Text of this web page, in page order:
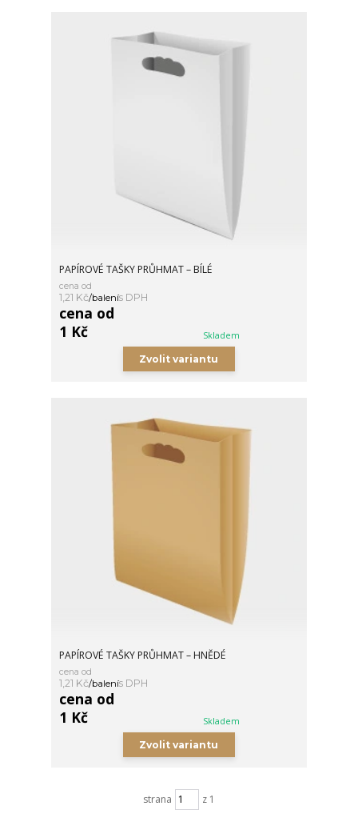
PAPÍROVÉ TAŠKY PRŮHMAT – BÍLÉ
cena od
1,21 Kč/balení
cena od
1 Kč
Skladem
Zvolit variantu
PAPÍROVÉ TAŠKY PRŮHMAT – HNĚDÉ
cena od
1,21 Kč/balení
cena od
1 Kč
Skladem
Zvolit variantu
strana z 1